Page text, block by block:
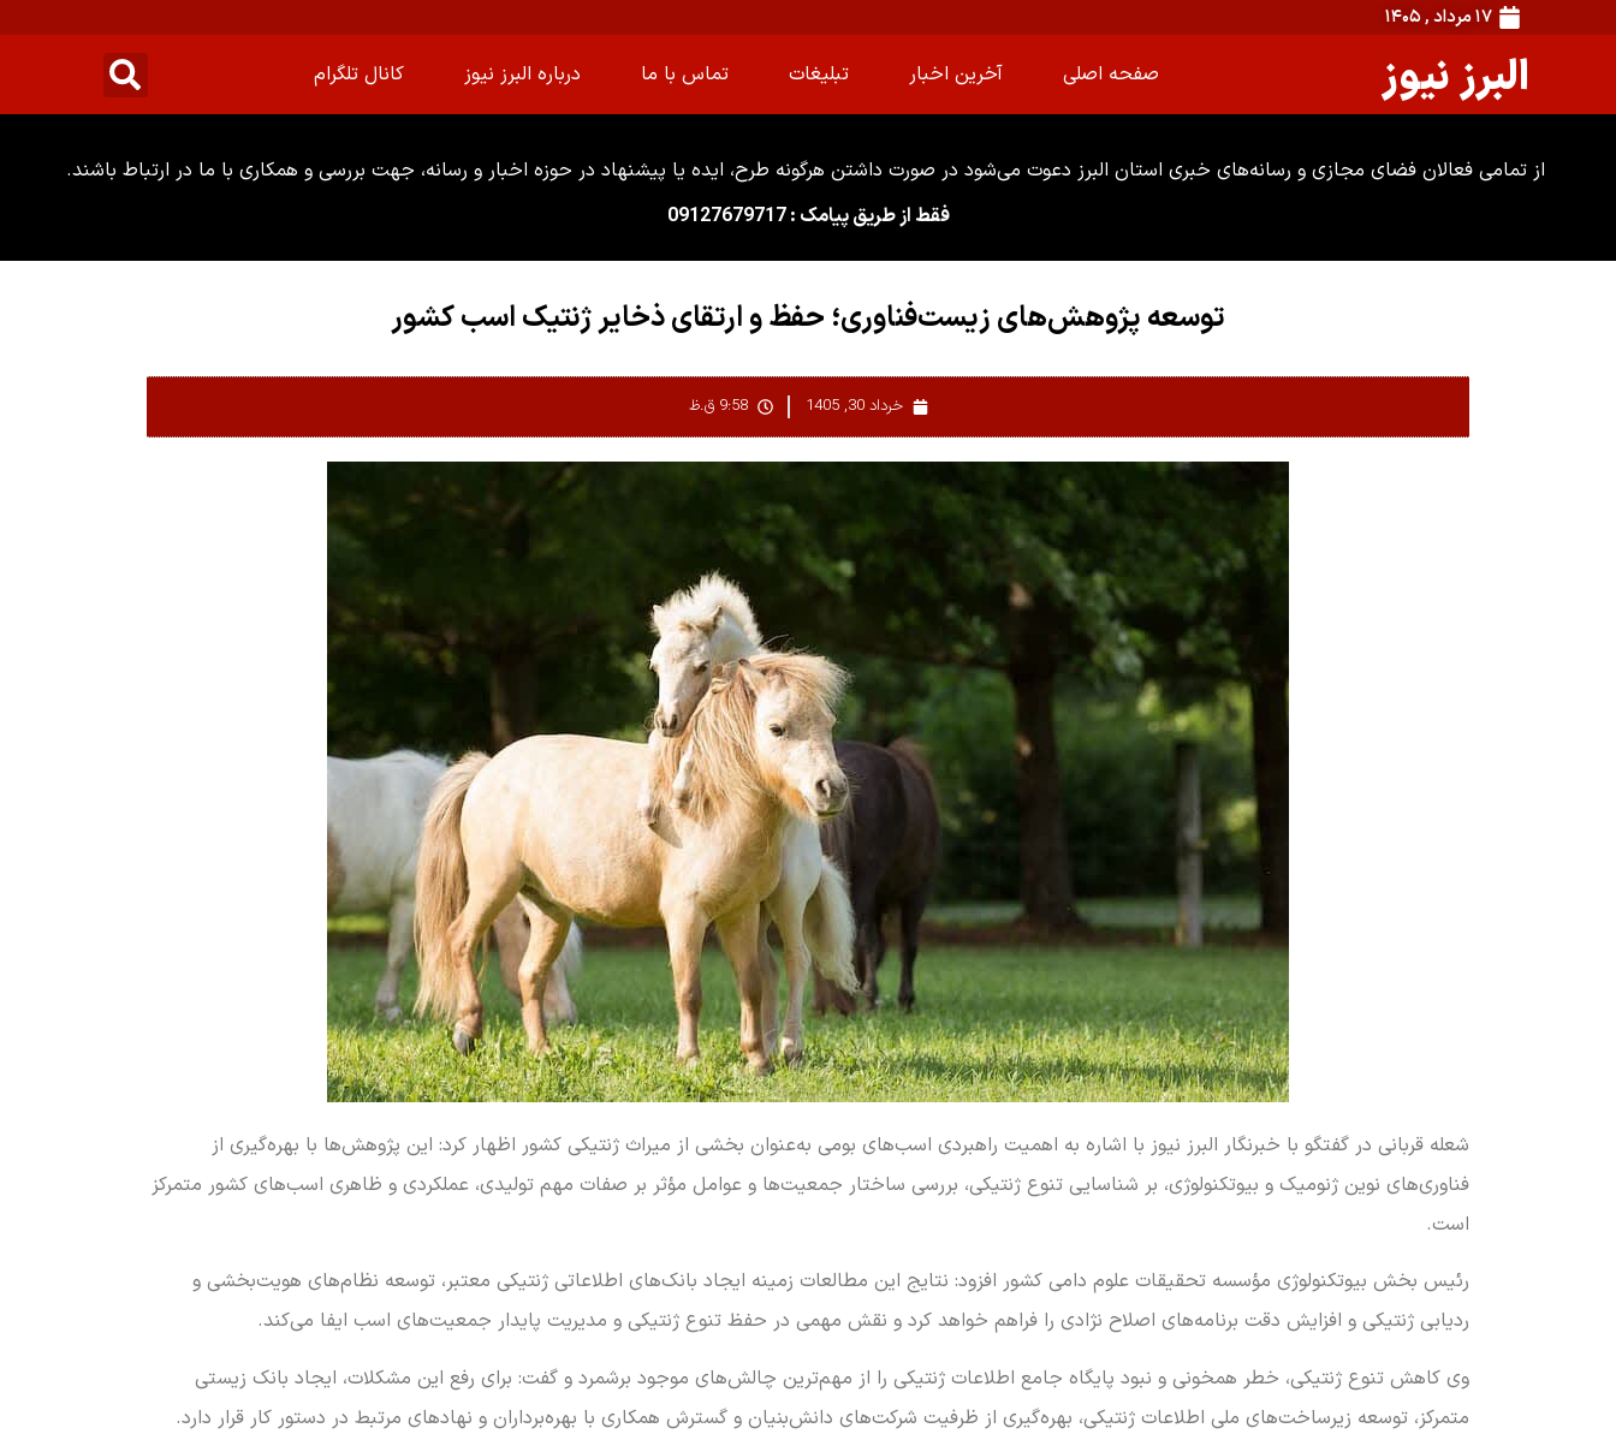
۱۷ مرداد , ۱۴۰۵
البرز نیوز صفحه اصلی آخرین اخبار تبلیغات تماس با ما درباره البرز نیوز کانال تلگرام
از تمامی فعالان فضای مجازی و رسانه‌های خبری استان البرز دعوت می‌شود در صورت داشتن هرگونه طرح، ایده یا پیشنهاد در حوزه اخبار و رسانه، جهت بررسی و همکاری با ما در ارتباط باشند.
فقط از طریق پیامک : 09127679717
توسعه پژوهش‌های زیست‌فناوری؛ حفظ و ارتقای ذخایر ژنتیک اسب کشور
خرداد 30, 1405 9:58 ق.ظ
شعله قربانی در گفتگو با خبرنگار البرز نیوز با اشاره به اهمیت راهبردی اسب‌های بومی به‌عنوان بخشی از میراث ژنتیکی کشور اظهار کرد: این پژوهش‌ها با بهره‌گیری از
فناوری‌های نوین ژنومیک و بیوتکنولوژی، بر شناسایی تنوع ژنتیکی، بررسی ساختار جمعیت‌ها و عوامل مؤثر بر صفات مهم تولیدی، عملکردی و ظاهری اسب‌های کشور متمرکز
است.
رئیس بخش بیوتکنولوژی مؤسسه تحقیقات علوم دامی کشور افزود: نتایج این مطالعات زمینه ایجاد بانک‌های اطلاعاتی ژنتیکی معتبر، توسعه نظام‌های هویت‌بخشی و
ردیابی ژنتیکی و افزایش دقت برنامه‌های اصلاح نژادی را فراهم خواهد کرد و نقش مهمی در حفظ تنوع ژنتیکی و مدیریت پایدار جمعیت‌های اسب ایفا می‌کند.
وی کاهش تنوع ژنتیکی، خطر همخونی و نبود پایگاه جامع اطلاعات ژنتیکی را از مهم‌ترین چالش‌های موجود برشمرد و گفت: برای رفع این مشکلات، ایجاد بانک زیستی
متمرکز، توسعه زیرساخت‌های ملی اطلاعات ژنتیکی، بهره‌گیری از ظرفیت شرکت‌های دانش‌بنیان و گسترش همکاری با بهره‌برداران و نهادهای مرتبط در دستور کار قرار دارد.